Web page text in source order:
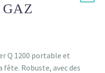
Q 1200 portable et
fête. Robuste, avec des